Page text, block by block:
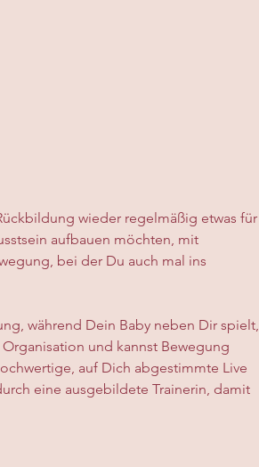
wieder regelmäßig etwas für
aufbauen möchten, mit
bei der Du auch mal ins
während Dein Baby neben Dir spielt,
und kannst Bewegung
auf Dich abgestimmte Live
eine ausgebildete Trainerin, damit